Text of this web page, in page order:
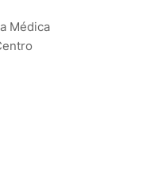
Médica